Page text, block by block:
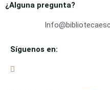
¿Alguna pregunta?
Síguenos en: